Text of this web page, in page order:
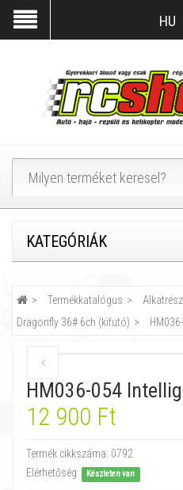
HU
KATEGÓRIÁK
Termékkatalógus Alkatrész
Dragonfly 36# 6ch (kifutó)
HM036-054
12 900 Ft
Termék cikkszáma: 0792
Elérhetőség:
Készleten van